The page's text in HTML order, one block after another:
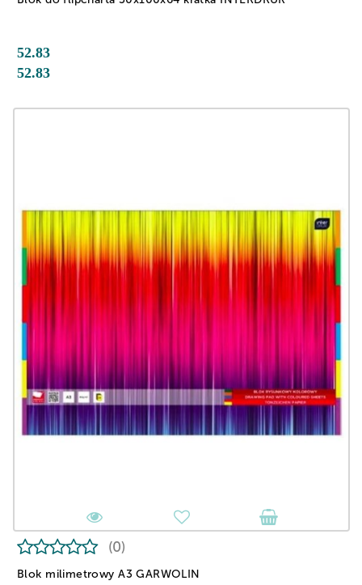
52.83
52.83
Blok milimetrowy A3 GARWOLIN
(0)